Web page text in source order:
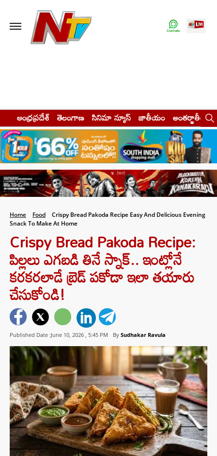
ఆంధ్రప్రదేశ్ తెలంగాణ సినిమా న్యూస్ జాతీయం అంతర్జాతీయం
Home Food
Crispy Bread Pakoda Recipe Easy And Delicious Evening
Snack To Make At Home
Crispy Bread Pakoda Recipe:
పిల్లలు ఎగబడి తినే స్నాక్.. ఇంట్లోనే
కరకరలాడే బ్రెడ్ పకోడా ఇలా తయారు
చేసుకోండి!
Published Date :June 10, 2026 , 5:45 PM By Sudhakar Ravula